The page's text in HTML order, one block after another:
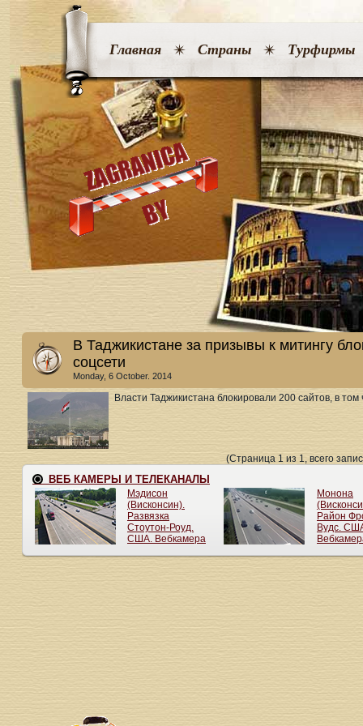
Главная Страны Турфирмы
В Таджикистане за призывы к митингу
соцсети
Monday, 6 October. 2014
Власти Таджикистана блокировали 200 сайтов, в
(Страница 1 из 1, всего